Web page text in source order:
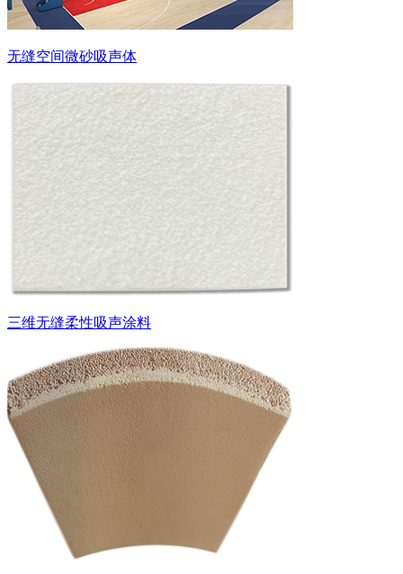
无缝空间微砂吸声体
三维无缝柔性吸声涂料